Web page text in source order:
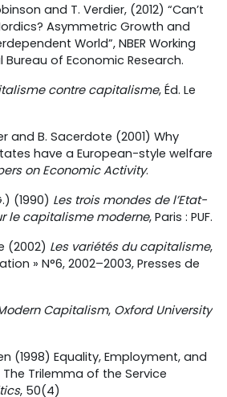
and T. Verdier, (2012) “Can’t
Asymmetric Growth and
World”, NBER Working
Bureau of Economic Research.
contre capitalisme, Éd. Le
and B. Sacerdote (2001) Why
have a European-style welfare
on Economic Activity.
(1990) Les trois mondes de l’Etat-
le capitalisme moderne, Paris : PUF.
(2002) Les variétés du capitalisme,
» N°6, 2002–2003, Presses de
Capitalism, Oxford University
(1998) Equality, Employment, and
Trilemma of the Service
, 50(4)